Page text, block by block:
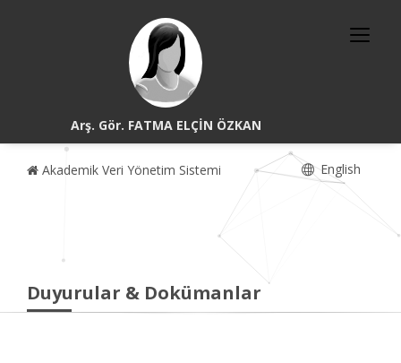
Arş. Gör. FATMA ELÇİN ÖZKAN
Akademik Veri Yönetim Sistemi English
Duyurular & Dokümanlar